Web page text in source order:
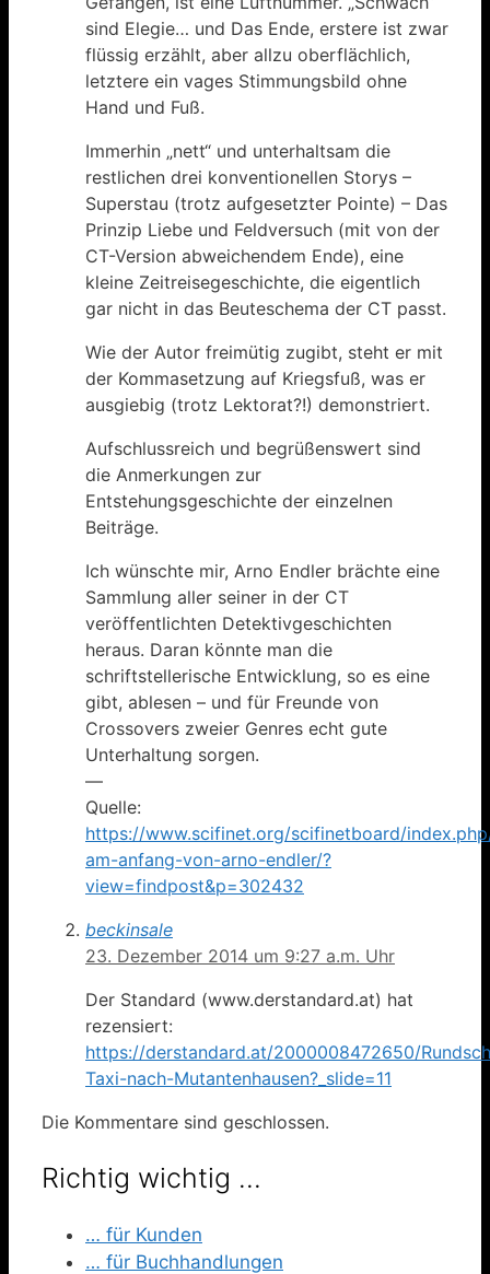
sind Elegie… und Das Ende, erstere ist zwar
flüssig erzählt, aber allzu oberflächlich,
letztere ein vages Stimmungsbild ohne
Hand und Fuß.
Immerhin „nett“ und unterhaltsam die
restlichen drei konventionellen Storys –
Superstau (trotz aufgesetzter Pointe) – Das
Prinzip Liebe und Feldversuch (mit von der
CT-Version abweichendem Ende), eine
kleine Zeitreisegeschichte, die eigentlich
gar nicht in das Beuteschema der CT passt.
Wie der Autor freimütig zugibt, steht er mit
der Kommasetzung auf Kriegsfuß, was er
ausgiebig (trotz Lektorat?!) demonstriert.
Aufschlussreich und begrüßenswert sind
die Anmerkungen zur
Entstehungsgeschichte der einzelnen
Beiträge.
Ich wünschte mir, Arno Endler brächte eine
Sammlung aller seiner in der CT
veröffentlichten Detektivgeschichten
heraus. Daran könnte man die
schriftstellerische Entwicklung, so es eine
gibt, ablesen – und für Freunde von
Crossovers zweier Genres echt gute
Unterhaltung sorgen.
—
Quelle:
https://www.scifinet.org/scifinetboard/
am-anfang-von-arno-endler/?
view=findpost&p=302432
beckinsale
23. Dezember 2014 um 9:27 a.m. Uhr
Der Standard (www.derstandard.at) hat
rezensiert:
https://derstandard.at/2000008472650/
Taxi-nach-Mutantenhausen?_slide=11
Die Kommentare sind geschlossen.
Richtig wichtig …
… für Kunden
… für Buchhandlungen